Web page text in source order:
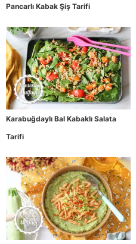
Pancarlı Kabak Şiş Tarifi
Karabuğdaylı Bal Kabaklı Salata
Tarifi